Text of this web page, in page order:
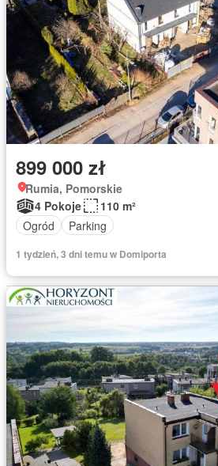
899 000 zł
Rumia, Pomorskie
4 Pokoje
110 m²
Ogród
Parking
1 tydzień, 3 dni temu w Domiporta